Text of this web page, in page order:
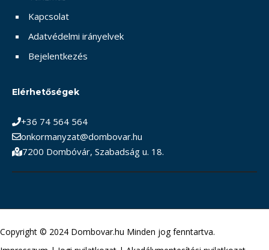
Kapcsolat
Adatvédelmi irányelvek
Bejelentkezés
Elérhetőségek
+36 74 564 564
onkormanyzat@dombovar.hu
7200 Dombóvár, Szabadság u. 18.
Copyright © 2024 Dombovar.hu Minden jog fenntartva.